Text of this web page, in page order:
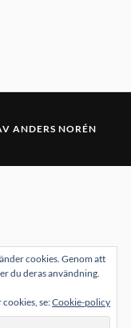
ANDERS NORÉN
cookies. Genom att
du deras användning.
se:Cookie-policy